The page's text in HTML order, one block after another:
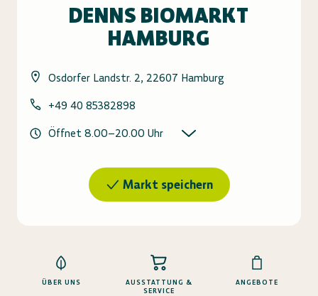
DENNS BIOMARKT
HAMBURG
Osdorfer Landstr. 2, 22607 Hamburg
+49 40 85382898
Öffnet 8.00–20.00 Uhr
Markt speichern
ÜBER UNS
AUSSTATTUNG &
SERVICE
ANGEBOTE